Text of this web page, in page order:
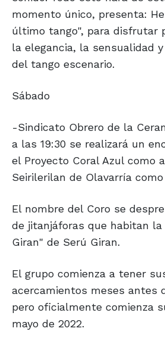
momento único, presenta:
último tango", para disfrutar
la elegancia, la sensualidad
del tango escenario.
Sábado
-Sindicato Obrero de la
a las 19:30 se realizará un
el Proyecto Coral Azul como
Seirilerilan de Olavarría
El nombre del Coro se
de jitanjáforas que habitan la
Giran" de Serú Giran.
El grupo comienza a tener
acercamientos meses antes
pero oficialmente comienza
mayo de 2022.